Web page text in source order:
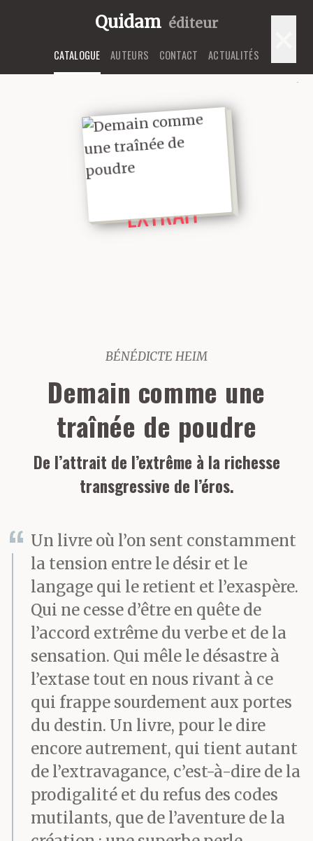
Quidam éditeur
CATALOGUE AUTEURS CONTACT ACTUALITÉS
LIRE UN
EXTRAIT
BÉNÉDICTE HEIM
Demain comme une
traînée de poudre
De l’attrait de l’extrême à la richesse
transgressive de l’éros.
Un livre où l’on sent constamment
la tension entre le désir et le
langage qui le retient et l’exaspère.
Qui ne cesse d’être en quête de
l’accord extrême du verbe et de la
sensation. Qui mêle le désastre à
l’extase tout en nous rivant à ce
qui frappe sourdement aux portes
du destin. Un livre, pour le dire
encore autrement, qui tient autant
de l’extravagance, c’est-à-dire de la
prodigalité et du refus des codes
mutilants, que de l’aventure de la